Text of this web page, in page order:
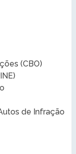
(CBO)
de Infração